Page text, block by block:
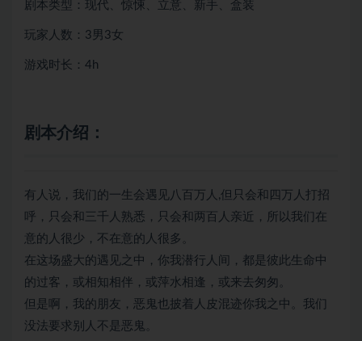
剧本类型：现代、惊悚、立意、新手、盒装
玩家人数：3男3女
游戏时长：4h
剧本介绍：
有人说，我们的一生会遇见八百万人,但只会和四万人打招
呼，只会和三千人熟悉，只会和两百人亲近，所以我们在
意的人很少，不在意的人很多。
在这场盛大的遇见之中，你我潜行人间，都是彼此生命中
的过客，或相知相伴，或萍水相逢，或来去匆匆。
但是啊，我的朋友，恶鬼也披着人皮混迹你我之中。我们
没法要求别人不是恶鬼。